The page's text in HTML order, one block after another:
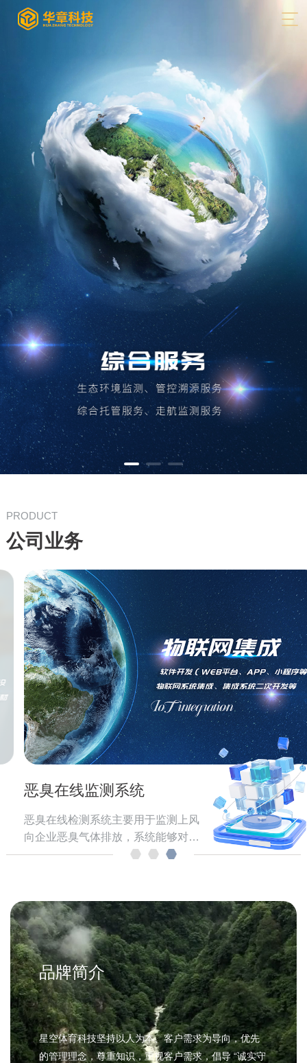
PRODUCT
公司业务
恶臭在线监测系统
恶臭在线检测系统主要用于监测上风
向企业恶臭气体排放，系统能够对上
风向企业排放的恶臭气体进行实时监
品牌简介
星空体育科技坚持以人为本、客户需求为导向，优先
的管理理念，尊重知识，重视客户需求，倡导 “诚实守